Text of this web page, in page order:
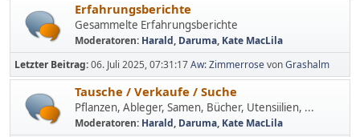
Erfahrungsberichte
Gesammelte Erfahrungsberichte
Moderatoren: Harald, Daruma, Kate MacLila
Letzter Beitrag:06. Juli 2025, 07:31:17Aw: ZimmerrosevonGrashalm
Tausche / Verkaufe / Suche
Pflanzen, Ableger, Samen, Bücher, Utensiilien, ...
Moderatoren: Harald, Daruma, Kate MacLila